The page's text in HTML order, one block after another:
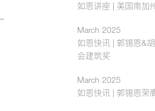
如恩讲座 | 美国南加
March 2025
如恩快讯 | 郭锡恩&
会建筑奖
March 2025
如恩快讯 | 郭锡恩荣